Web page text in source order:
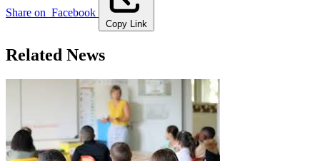
Share on Facebook
Copy Link
Related News